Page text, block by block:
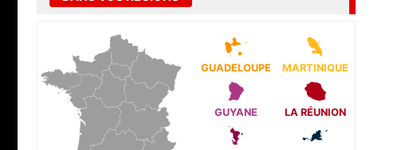
GUADELOUPE MARTINIQUE
GUYANE LA RÉUNION